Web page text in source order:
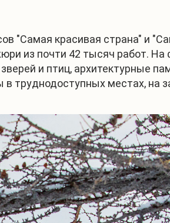
"Самая красивая страна" и
из почти 42 тысяч работ. На
и птиц, архитектурные
труднодоступных местах, на